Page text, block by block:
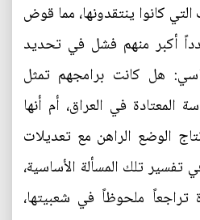
كانوا ينتقدونها، مما قوض
أكبر منهم فشل في تحديد
هل كانت برامجهم تمثل
المعتادة في العراق، أم أنها
الوضع الراهن مع تعديلات
تلك المسألة الأساسية،
ملحوظاً في شعبيتها،